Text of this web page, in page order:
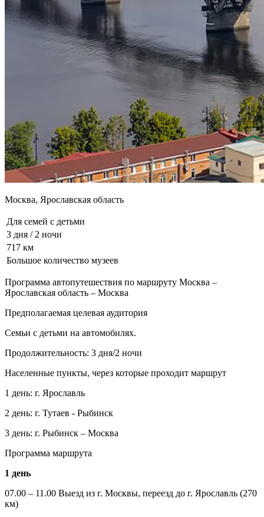
Москва, Ярославская область
Для семей с детьми
3 дня / 2 ночи
717 км
Большое количество музеев
Программа автопутешествия по маршруту Москва –
Ярославская область – Москва
Предполагаемая целевая аудитория
Семьи с детьми на автомобилях.
Продолжительность: 3 дня/2 ночи
Населенные пункты, через которые проходит маршрут
1 день: г. Ярославль
2 день: г. Тутаев - Рыбинск
3 день: г. Рыбинск – Москва
Программа маршрута
1 день
07.00 – 11.00 Выезд из г. Москвы, переезд до г. Ярославль (270
км)